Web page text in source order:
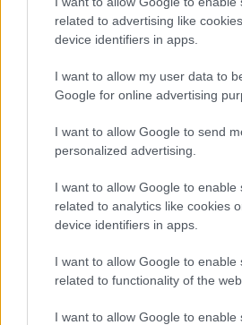
related to advertising like
device identifiers in apps.
I want to allow my user data to
Google for online advertising
I want to allow Google to send
personalized advertising.
I want to allow Google to enable
related to analytics like cookies
device identifiers in apps.
I want to allow Google to enable
related to functionality of the
I want to allow Google to enable
legfrissebb adását!
Kövess minket a
Parc Fermé
10 órája
Montoya szerint Antonelli
Russellen